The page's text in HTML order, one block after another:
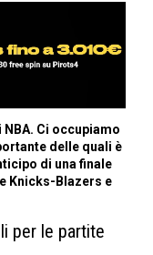
Ci occupiamo
delle quali è
di una finale
Knicks-Blazers e
per le partite